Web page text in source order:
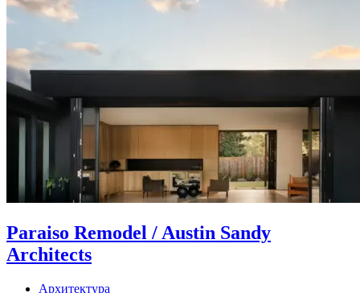
Paraiso Remodel / Austin Sandy
Architects
Архитектура